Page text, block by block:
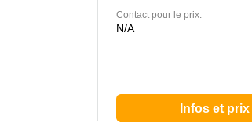
Contact pour le prix:
N/A
Infos et prix